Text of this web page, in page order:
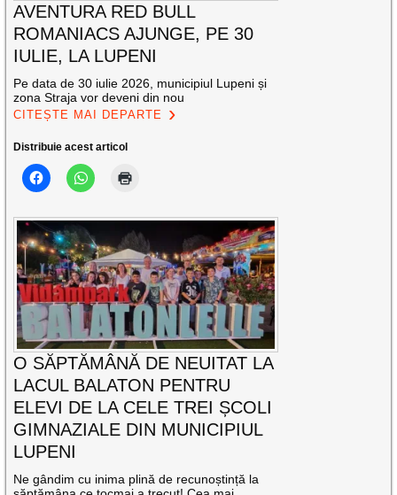
AVENTURA RED BULL
ROMANIACS AJUNGE, PE 30
IULIE, LA LUPENI
Pe data de 30 iulie 2026, municipiul Lupeni și
zona Straja vor deveni din nou
CITEȘTE MAI DEPARTE
Distribuie acest articol
O SĂPTĂMÂNĂ DE NEUITAT LA
LACUL BALATON PENTRU
ELEVI DE LA CELE TREI ȘCOLI
GIMNAZIALE DIN MUNICIPIUL
LUPENI
Ne gândim cu inima plină de recunoștință la